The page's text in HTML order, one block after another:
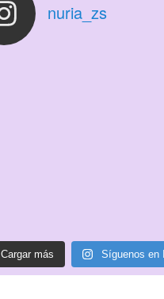
nuria_zs
Cargar más Síguenos en